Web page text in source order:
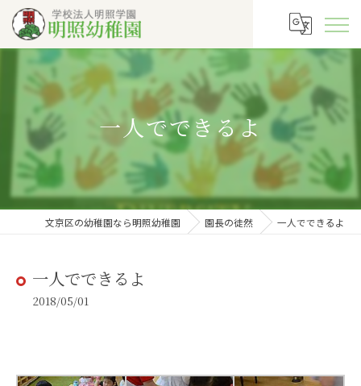
一人でできるよ
文京区の幼稚園なら明照幼稚園 園長の徒然 一人でできるよ
一人でできるよ
2018/05/01